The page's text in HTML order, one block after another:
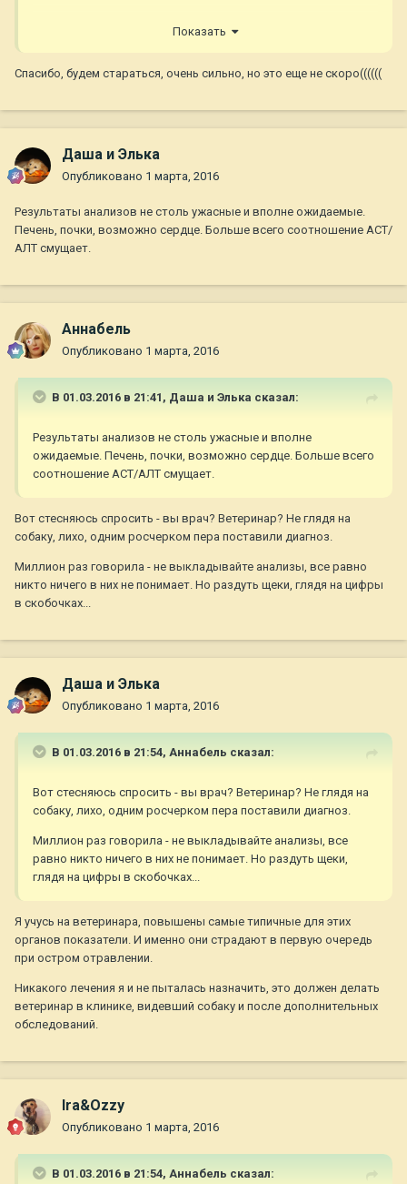
Показать
Спасибо, будем стараться, очень сильно, но это еще не скоро((((((
Даша и Элька
Опубликовано 1 марта, 2016
Результаты анализов не столь ужасные и вполне ожидаемые.
Печень, почки, возможно сердце. Больше всего соотношение АСТ/
АЛТ смущает.
Aннaбель
Опубликовано 1 марта, 2016
В 01.03.2016 в 21:41, Даша и Элька сказал:
Результаты анализов не столь ужасные и вполне
ожидаемые. Печень, почки, возможно сердце. Больше всего
соотношение АСТ/АЛТ смущает.
Вот стесняюсь спросить - вы врач? Ветеринар? Не глядя на
собаку, лихо, одним росчерком пера поставили диагноз.
Миллион раз говорила - не выкладывайте анализы, все равно
никто ничего в них не понимает. Но раздуть щеки, глядя на цифры
в скобочках...
Даша и Элька
Опубликовано 1 марта, 2016
В 01.03.2016 в 21:54, Aннaбель сказал:
Вот стесняюсь спросить - вы врач? Ветеринар? Не глядя на
собаку, лихо, одним росчерком пера поставили диагноз.
Миллион раз говорила - не выкладывайте анализы, все
равно никто ничего в них не понимает. Но раздуть щеки,
глядя на цифры в скобочках...
Я учусь на ветеринара, повышены самые типичные для этих
органов показатели. И именно они страдают в первую очередь
при остром отравлении.
Никакого лечения я и не пыталась назначить, это должен делать
ветеринар в клинике, видевший собаку и после дополнительных
обследований.
Ira&Ozzy
Опубликовано 1 марта, 2016
В 01.03.2016 в 21:54, Aннaбель сказал: